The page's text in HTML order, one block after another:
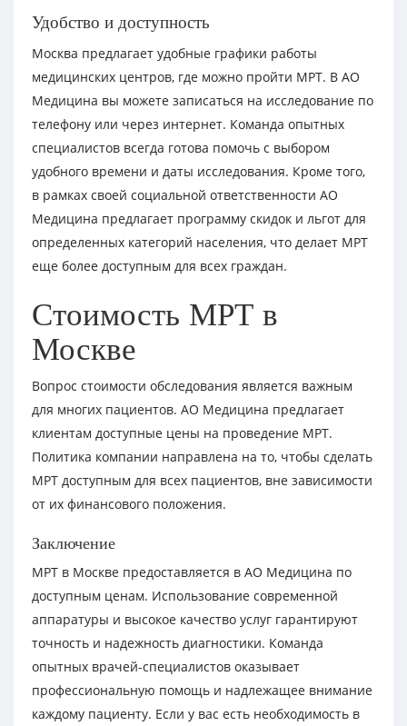
Удобство и доступность
Москва предлагает удобные графики работы
медицинских центров, где можно пройти МРТ. В АО
Медицина вы можете записаться на исследование по
телефону или через интернет. Команда опытных
специалистов всегда готова помочь с выбором
удобного времени и даты исследования. Кроме того,
в рамках своей социальной ответственности АО
Медицина предлагает программу скидок и льгот для
определенных категорий населения, что делает МРТ
еще более доступным для всех граждан.
Стоимость МРТ в
Москве
Вопрос стоимости обследования является важным
для многих пациентов. АО Медицина предлагает
клиентам доступные цены на проведение МРТ.
Политика компании направлена на то, чтобы сделать
МРТ доступным для всех пациентов, вне зависимости
от их финансового положения.
Заключение
МРТ в Москве предоставляется в АО Медицина по
доступным ценам. Использование современной
аппаратуры и высокое качество услуг гарантируют
точность и надежность диагностики. Команда
опытных врачей-специалистов оказывает
профессиональную помощь и надлежащее внимание
каждому пациенту. Если у вас есть необходимость в